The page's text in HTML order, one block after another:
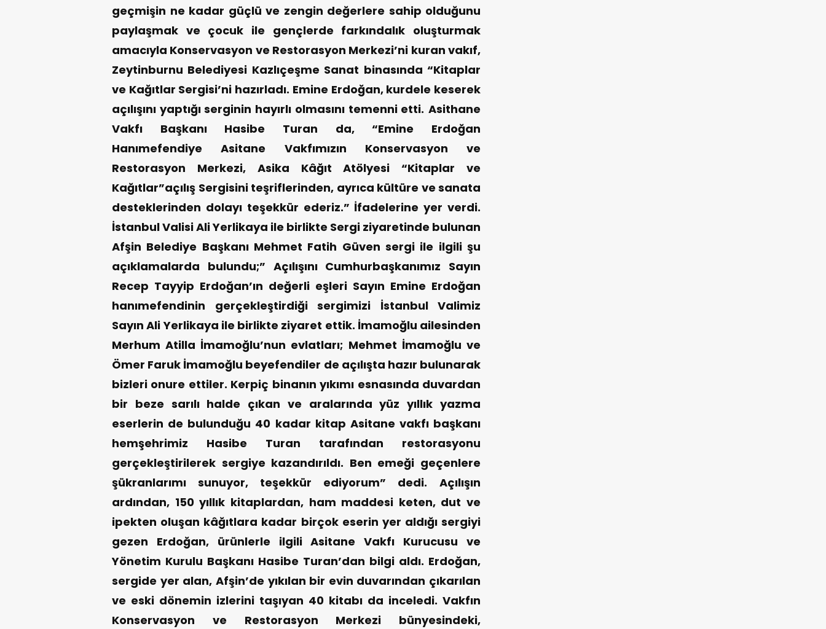
geçmişin ne kadar güçlü ve zengin değerlere sahip olduğunu
paylaşmak ve çocuk ile gençlerde farkındalık oluşturmak
amacıyla Konservasyon ve Restorasyon Merkezi’ni kuran vakıf,
Zeytinburnu Belediyesi Kazlıçeşme Sanat binasında “Kitaplar
ve Kağıtlar Sergisi’ni hazırladı. Emine Erdoğan, kurdele keserek
açılışını yaptığı serginin hayırlı olmasını temenni etti. Asithane
Vakfı Başkanı Hasibe Turan da, “Emine Erdoğan
Hanımefendiye Asitane Vakfımızın Konservasyon ve
Restorasyon Merkezi, Asika Kâğıt Atölyesi “Kitaplar ve
Kağıtlar”açılış Sergisini teşriflerinden, ayrıca kültüre ve sanata
desteklerinden dolayı teşekkür ederiz.” İfadelerine yer verdi.
İstanbul Valisi Ali Yerlikaya ile birlikte Sergi ziyaretinde bulunan
Afşin Belediye Başkanı Mehmet Fatih Güven sergi ile ilgili şu
açıklamalarda bulundu;” Açılışını Cumhurbaşkanımız Sayın
Recep Tayyip Erdoğan’ın değerli eşleri Sayın Emine Erdoğan
hanımefendinin gerçekleştirdiği sergimizi İstanbul Valimiz
Sayın Ali Yerlikaya ile birlikte ziyaret ettik. İmamoğlu ailesinden
Merhum Atilla İmamoğlu’nun evlatları; Mehmet İmamoğlu ve
Ömer Faruk İmamoğlu beyefendiler de açılışta hazır bulunarak
bizleri onure ettiler. Kerpiç binanın yıkımı esnasında duvardan
bir beze sarılı halde çıkan ve aralarında yüz yıllık yazma
eserlerin de bulunduğu 40 kadar kitap Asitane vakfı başkanı
hemşehrimiz Hasibe Turan tarafından restorasyonu
gerçekleştirilerek sergiye kazandırıldı. Ben emeği geçenlere
şükranlarımı sunuyor, teşekkür ediyorum” dedi.
Açılışın
ardından, 150 yıllık kitaplardan, ham maddesi keten, dut ve
ipekten oluşan kâğıtlara kadar birçok eserin yer aldığı sergiyi
gezen Erdoğan, ürünlerle ilgili Asitane Vakfı Kurucusu ve
Yönetim Kurulu Başkanı Hasibe Turan’dan bilgi aldı. Erdoğan,
sergide yer alan, Afşin’de yıkılan bir evin duvarından çıkarılan
ve eski dönemin izlerini taşıyan 40 kitabı da inceledi. Vakfın
Konservasyon ve Restorasyon Merkezi bünyesindeki,